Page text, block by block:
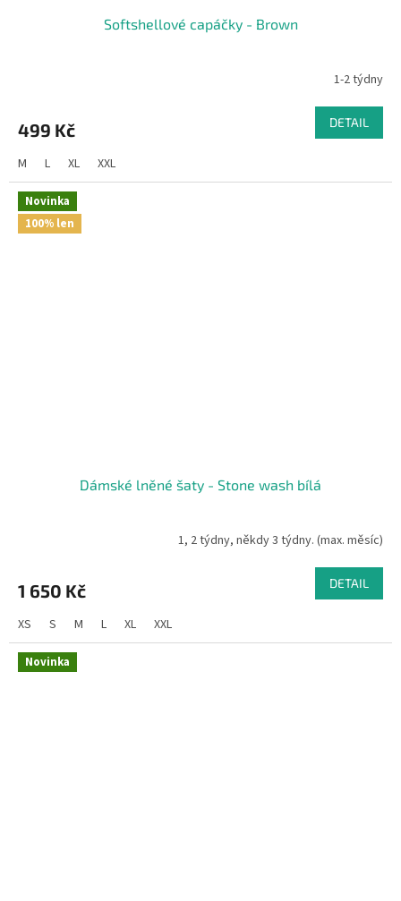
Softshellové capáčky - Brown
1-2 týdny
499 Kč DETAIL
M L XL XXL
Novinka
100% len
Dámské lněné šaty - Stone wash bílá
1, 2 týdny, někdy 3 týdny. (max. měsíc)
1 650 Kč DETAIL
XS S M L XL XXL
Novinka